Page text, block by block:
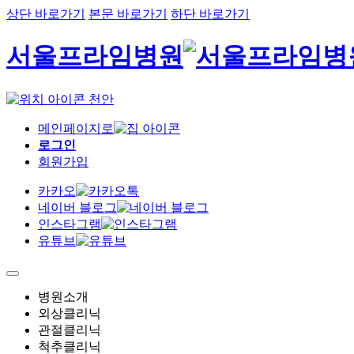
상단 바로가기 본문 바로가기 하단 바로가기
서울프라임병원
천안
메인페이지로
로그인
회원가입
카카오
네이버 블로그
인스타그램
유튜브
병원소개
외상클리닉
관절클리닉
척추클리닉